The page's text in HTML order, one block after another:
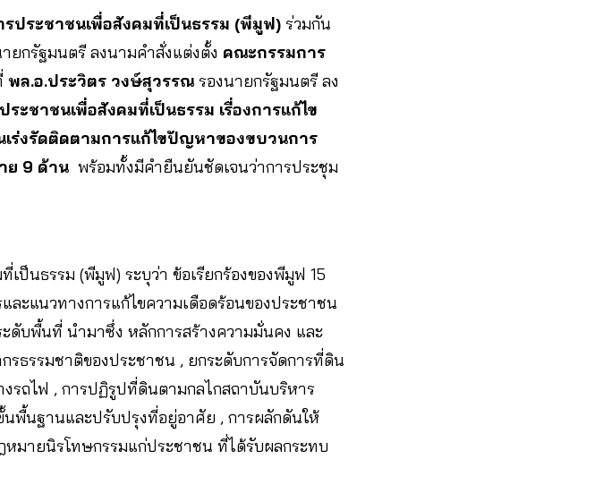
ประชาชนเพื่อสังคมที่เป็นธรรม (พีมูฟ) ร่วมกัน
ยกรัฐมนตรี ลงนามคำสั่งแต่งตั้ง คณะกรรมการ
พล.อ.ประวิตร วงษ์สุวรรณ รองนายกรัฐมนตรี ลง
ชาชนเพื่อสังคมที่เป็นธรรม เรื่องการแก้ไข
ร่งรัดติดตามการแก้ไขปัญหาของขบวนการ
ย 9 ด้าน พร้อมทั้งมีคำยืนยันชัดเจนว่าการประชุม
ป็นธรรม (พีมูฟ) ระบุว่า ข้อเรียกร้องของพีมูฟ 15
ะแนวทางการแก้ไขความเดือดร้อนของประชาชน
ะดับพื้นที่ นำมาซึ่ง หลักการสร้างความมั่นคง และ
รธรรมชาติของประชาชน , ยกระดับการจัดการที่ดิน
ถไฟ , การปฏิรูปที่ดินตามกลไกสถาบันบริหาร
พื้นฐานและปรับปรุงที่อยู่อาศัย , การผลักดันให้
หมายนิรโทษกรรมแก่ประชาชน ที่ได้รับผลกระทบ